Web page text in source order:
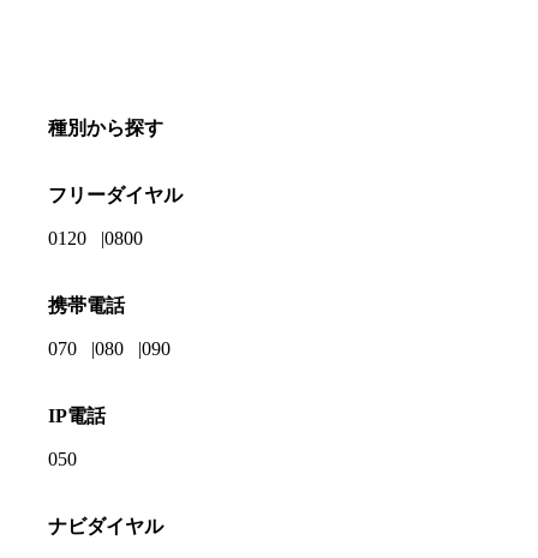
種別から探す
フリーダイヤル
0120 0800
携帯電話
070 080 090
IP電話
050
ナビダイヤル